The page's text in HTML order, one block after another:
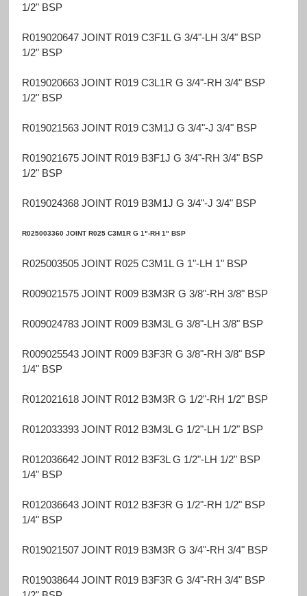
1/2" BSP
R019020647 JOINT R019 C3F1L G 3/4"-LH 3/4" BSP
1/2" BSP
R019020663 JOINT R019 C3L1R G 3/4"-RH 3/4" BSP
1/2" BSP
R019021563 JOINT R019 C3M1J G 3/4"-J 3/4" BSP
R019021675 JOINT R019 B3F1J G 3/4"-RH 3/4" BSP
1/2" BSP
R019024368 JOINT R019 B3M1J G 3/4"-J 3/4" BSP
R025003360 JOINT R025 C3M1R G 1"-RH 1" BSP
R025003505 JOINT R025 C3M1L G 1"-LH 1" BSP
R009021575 JOINT R009 B3M3R G 3/8"-RH 3/8" BSP
R009024783 JOINT R009 B3M3L G 3/8"-LH 3/8" BSP
R009025543 JOINT R009 B3F3R G 3/8"-RH 3/8" BSP
1/4" BSP
R012021618 JOINT R012 B3M3R G 1/2"-RH 1/2" BSP
R012033393 JOINT R012 B3M3L G 1/2"-LH 1/2" BSP
R012036642 JOINT R012 B3F3L G 1/2"-LH 1/2" BSP
1/4" BSP
R012036643 JOINT R012 B3F3R G 1/2"-RH 1/2" BSP
1/4" BSP
R019021507 JOINT R019 B3M3R G 3/4"-RH 3/4" BSP
R019038644 JOINT R019 B3F3R G 3/4"-RH 3/4" BSP